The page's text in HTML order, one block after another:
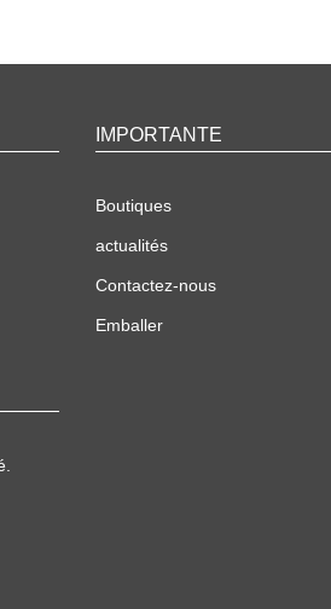
IMPORTANTE
Boutiques
actualités
Contactez-nous
Emballer